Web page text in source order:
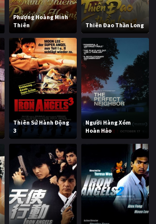
Phượng Hoàng Minh
Thiên
Thiên Đao Thần Long
Thiên Sứ Hành Động
3
Người Hàng Xóm
Hoàn Hảo